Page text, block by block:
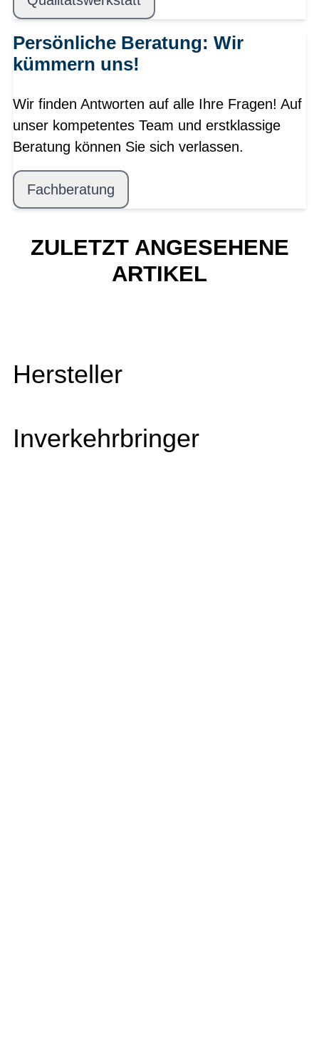
Persönliche Beratung: Wir
kümmern uns!
Wir finden Antworten auf alle Ihre Fragen! Auf
unser kompetentes Team und erstklassige
Beratung können Sie sich verlassen.
Fachberatung
ZULETZT ANGESEHENE
ARTIKEL
Hersteller
Inverkehrbringer